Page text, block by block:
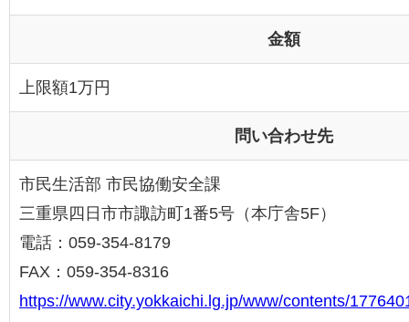
金額
上限額1万円
問い合わせ先
市民生活部 市民協働安全課
三重県四日市市諏訪町1番5号（本庁舎5F）
電話：059-354-8179
FAX：059-354-8316
https://www.city.yokkaichi.lg.jp/www/contents/